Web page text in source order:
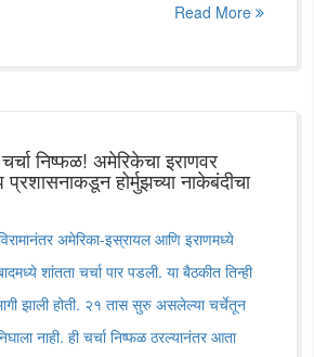
Read More
निष्फळ! अमेरिकेचा इराणवर
प्रशासनाकडून होर्मुझच्या नाकेबंदीचा
अमेरिका-इस्रायल आणि इराणमध्ये
शांतता चर्चा पार पडली. या बैठकीत तिन्ही
झाली होती. २१ तास सुरु असलेल्या चर्चेतून
नाही. ही चर्चा निष्फळ ठरल्यानंतर आता